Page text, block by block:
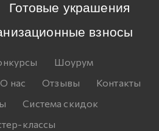
Готовые украшения
взносы
Шоурум
О нас Отзывы
Контакты
Система скидок
классы